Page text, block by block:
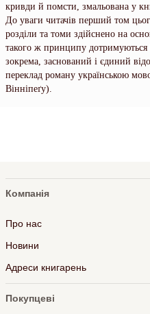
кривди й помсти, змальована у
До уваги читачів перший том
розділи та томи здійснено на
такого ж принципу дотримуються
зокрема, заснований і єдиний
переклад роману українською
Вінніпеґу).
Компанія
Про нас
Новини
Адреси книгарень
Покупцеві